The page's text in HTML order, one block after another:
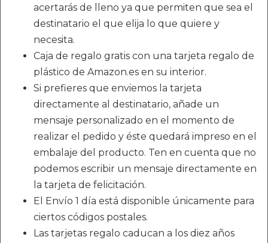
acertarás de lleno ya que permiten que sea el
destinatario el que elija lo que quiere y
necesita.
Caja de regalo gratis con una tarjeta regalo de
plástico de Amazon.es en su interior.
Si prefieres que enviemos la tarjeta
directamente al destinatario, añade un
mensaje personalizado en el momento de
realizar el pedido y éste quedará impreso en el
embalaje del producto. Ten en cuenta que no
podemos escribir un mensaje directamente en
la tarjeta de felicitación.
El Envío 1 día está disponible únicamente para
ciertos códigos postales.
Las tarjetas regalo caducan a los diez años